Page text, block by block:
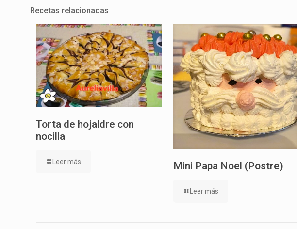
Recetas relacionadas
Torta de hojaldre con
nocilla
Leer más Mini Papa Noel (Postre)
Leer más